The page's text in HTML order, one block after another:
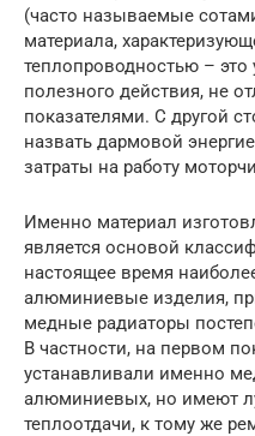
(часто называемые
материала,
теплопроводностью –
полезного действия, не
показателями. С другой
назвать дармовой
затраты на работу
Именно материал
является основой
настоящее время
алюминиевые изделия,
медные радиаторы
В частности, на первом
устанавливали именно
алюминиевых, но имеют
теплоотдачи, к тому же